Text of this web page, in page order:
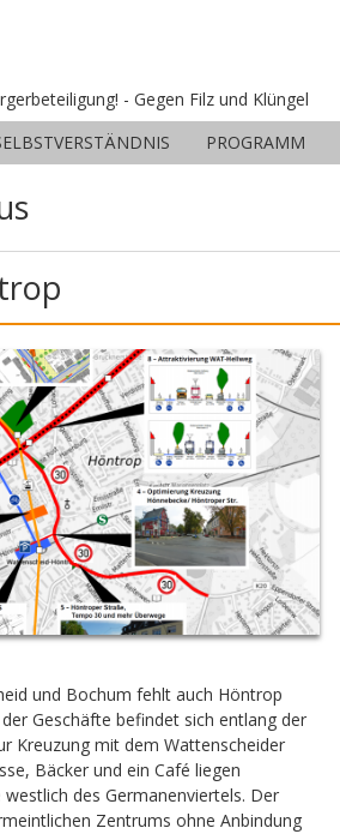
- Gegen Filz und Klüngel
PROGRAMM
und Bochum fehlt auch Höntrop
Geschäfte befindet sich entlang der
Kreuzung mit dem Wattenscheider
Bäcker und ein Café liegen
des Germanenviertels. Der
Zentrums ohne Anbindung